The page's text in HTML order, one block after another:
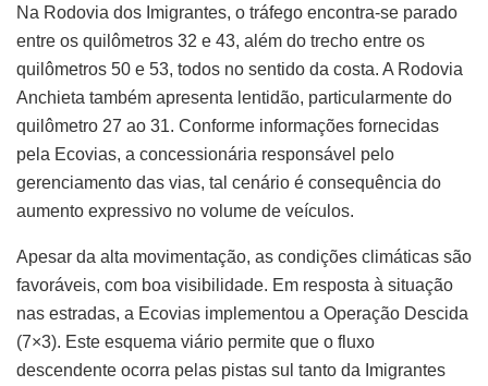
Na Rodovia dos Imigrantes, o tráfego encontra-se parado
entre os quilômetros 32 e 43, além do trecho entre os
quilômetros 50 e 53, todos no sentido da costa. A Rodovia
Anchieta também apresenta lentidão, particularmente do
quilômetro 27 ao 31. Conforme informações fornecidas
pela Ecovias, a concessionária responsável pelo
gerenciamento das vias, tal cenário é consequência do
aumento expressivo no volume de veículos.
Apesar da alta movimentação, as condições climáticas são
favoráveis, com boa visibilidade. Em resposta à situação
nas estradas, a Ecovias implementou a Operação Descida
(7×3). Este esquema viário permite que o fluxo
descendente ocorra pelas pistas sul tanto da Imigrantes